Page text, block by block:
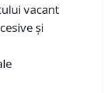
vacant
şi